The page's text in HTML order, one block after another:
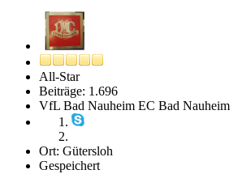
All-Star
Beiträge: 1.696
VfL Bad Nauheim EC Bad Nauheim
Ort: Gütersloh
Gespeichert